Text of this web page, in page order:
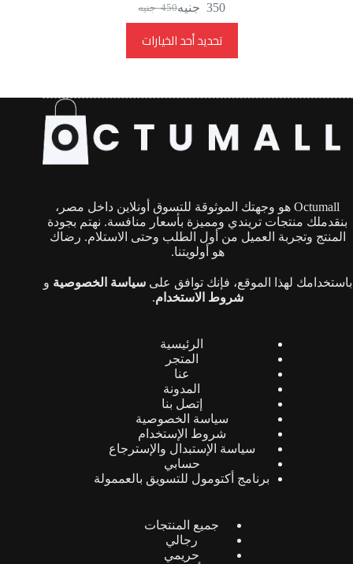
450 جنيه 350 جنيه
تحديد أحد الخيارات
Octumall هو وجهتك الموثوقة للتسوق أونلاين داخل مصر،
بنقدملك منتجات تريندي ومميزة بأسعار منافسة. نهتم بجودة
المنتج وتجربة العميل من أول الطلب وحتى الاستلام. رضاك
هو أولويتنا.
باستخدامك لهذا الموقع، فإنك توافق علىسياسة الخصوصية و
شروط الاستخدام.
الرئيسية
المتجر
عنا
المدونة
إتصل بنا
سياسة الخصوصية
شروط الإستخدام
سياسة الإستبدال والإسترجاع
حسابي
برنامج أكتومول للتسويق بالعممولة
جميع المنتجات
رجالي
حريمي